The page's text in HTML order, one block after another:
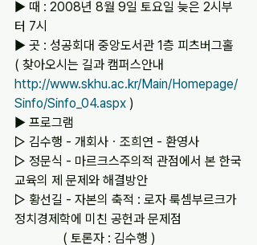
▶ 때 : 2008년 8월 9일 토요일 늦은 2시부
터 7시
▶ 곳 : 성공회대 중앙도서관 1층 피츠버그홀
( 찾아오시는 길과 캠퍼스안내
http://www.skhu.ac.kr/Main/Homepage/
Sinfo/Sinfo_04.aspx )
▶ 프로그램
▷ 김수행 - 개회사ㆍ조희연 - 환영사
▷ 정문식 - 마르크스주의적 관점에서 본 한국
교육의 제 문제와 해결방안
▷ 황선길 - 자본의 축적 : 로자 룩셈부르크가
정치경제학에 미친 공헌과 문제점
               ( 토론자 : 김수행 )